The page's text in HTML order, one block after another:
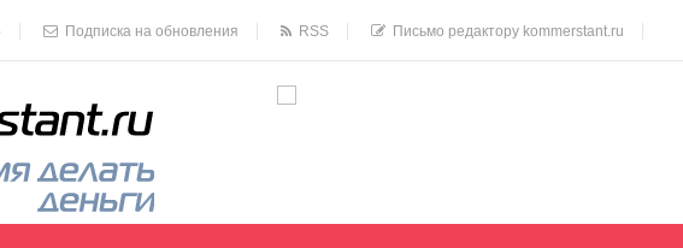
Подписка на обновления RSS Письмо редактору kommerstant.ru